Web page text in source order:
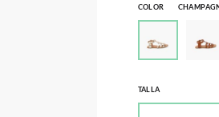
COLOR
TALLA